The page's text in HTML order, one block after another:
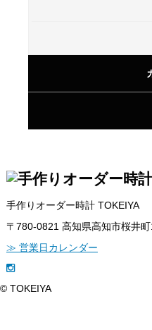
お気に入りに追加
手作りオーダー時計 TOKEIYA
〒780-0821 高知県高知市桜井
≫ 営業日カレンダー
© TOKEIYA